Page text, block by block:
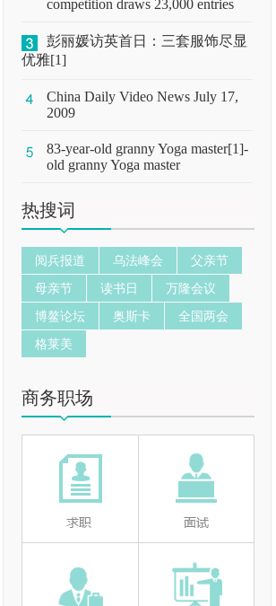
competition draws 23,000 entries
彭丽媛访英首日：三套服饰尽显
优雅[1]
China Daily Video News July 17,
2009
83-year-old granny Yoga master[1]-
old granny Yoga master
热搜词
阅兵报道 乌法峰会
父亲节
母亲节
读书日
万隆会议
博鳌论坛
奥斯卡
全国两会
格莱美
商务职场